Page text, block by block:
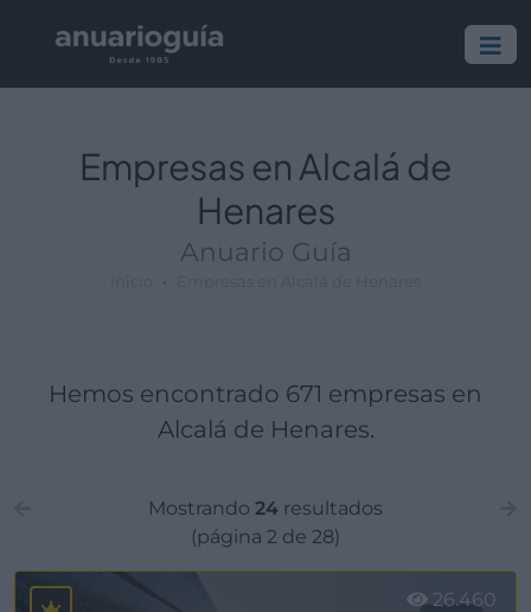
Empresas en Alcalá de
Henares
Anuario Guía
Hemos encontrado 671 empresas en
Alcalá de Henares.
Mostrando 24 resultados
(página 2 de 28)
26.460
Empresa:
Actividad:
Lugar: